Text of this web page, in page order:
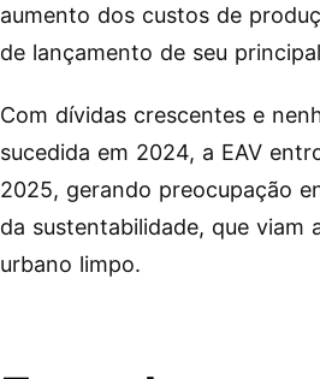
aumento dos custos de
de lançamento de seu
Com dívidas crescentes e
sucedida em 2024, a EAV
2025, gerando preocupação
da sustentabilidade, que
urbano limpo.